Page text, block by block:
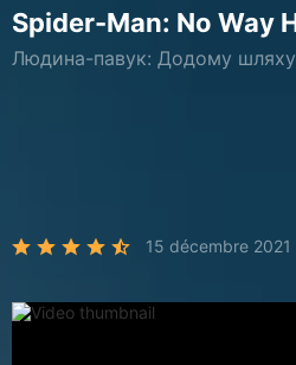
Spider-Man: No Way
Людина-павук: Додому
15 décembre 2021